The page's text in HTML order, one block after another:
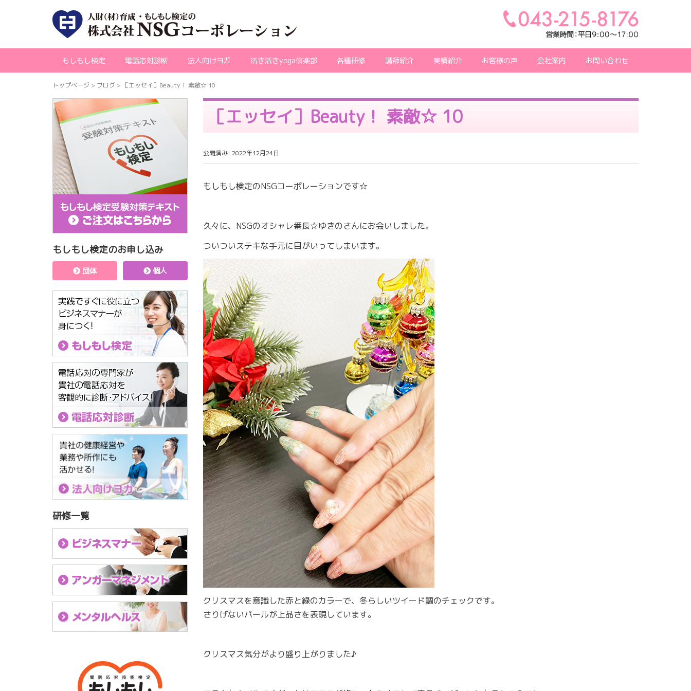
もしもし検定 電話応対診断 法人向けヨガ 活き活きyoga俱楽部 各種研修 講師紹介 実績紹介 お客様の声 会社案内 お問い合わせ
トップページ > ブログ > ［エッセイ］Beauty！ 素敵☆ 10
［エッセイ］Beauty！ 素敵☆ 10
公開済み: 2022年12月24日
もしもし検定のNSGコーポレーションです☆
久々に、NSGのオシャレ番長☆ゆきのさんにお会いしました。
ついついステキな手元に目がいってしまいます。
クリスマスを意識した赤と緑のカラーで、冬らしいツイード調のチェックです。
さりげないパールが上品さを表現しています。
クリスマス気分がより盛り上がりました♪
もしもし検定のお申し込み
団体 個人
研修一覧